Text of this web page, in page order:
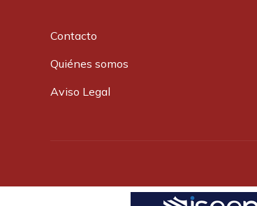
Contacto
Quiénes somos
Aviso Legal